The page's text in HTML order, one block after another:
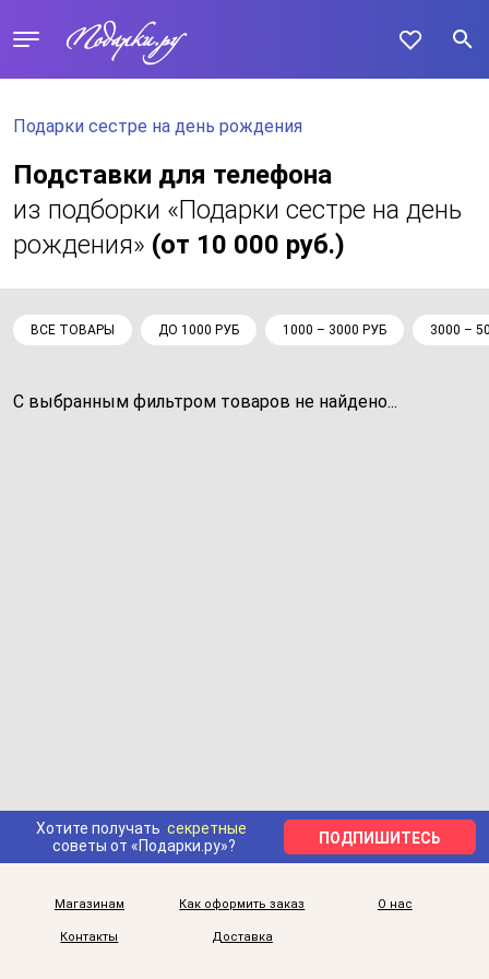
Подарки сестре на день рождения
Подставки для телефона
из подборки «Подарки сестре на день
рождения» (от 10 000 руб.)
ВСЕ ТОВАРЫ ДО 1000 РУБ 1000 – 3000 РУБ 3000 –
С выбранным фильтром товаров не найдено...
Хотите получать секретные
советы от «Подарки.ру»?
ПОДПИШИТЕСЬ
Магазинам Как оформить заказ О нас
Контакты Доставка